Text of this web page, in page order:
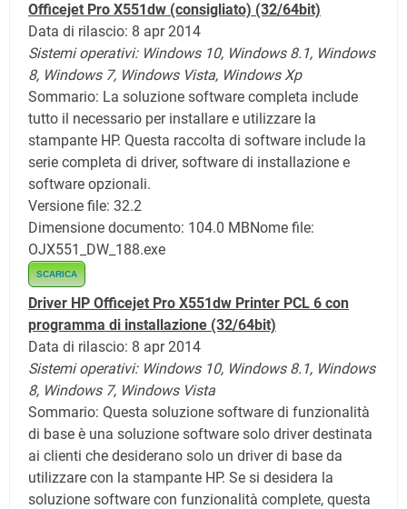
Officejet Pro X551dw (consigliato) (32/64bit)
Data di rilascio: 8 apr 2014
Sistemi operativi: Windows 10, Windows 8.1, Windows
8, Windows 7, Windows Vista, Windows Xp
Sommario: La soluzione software completa include
tutto il necessario per installare e utilizzare la
stampante HP. Questa raccolta di software include la
serie completa di driver, software di installazione e
software opzionali.
Versione file: 32.2
Dimensione documento: 104.0 MBNome file:
OJX551_DW_188.exe
SCARICA
Driver HP Officejet Pro X551dw Printer PCL 6 con
programma di installazione (32/64bit)
Data di rilascio: 8 apr 2014
Sistemi operativi: Windows 10, Windows 8.1, Windows
8, Windows 7, Windows Vista
Sommario: Questa soluzione software di funzionalità
di base è una soluzione software solo driver destinata
ai clienti che desiderano solo un driver di base da
utilizzare con la stampante HP. Se si desidera la
soluzione software con funzionalità complete, questa